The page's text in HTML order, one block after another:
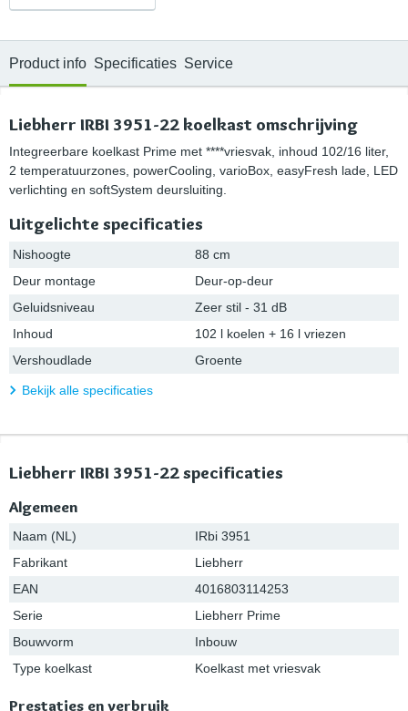
Product info Specificaties Service
Liebherr IRBI 3951-22 koelkast omschrijving
Integreerbare koelkast Prime met ****vriesvak, inhoud 102/16 liter,
2 temperatuurzones, powerCooling, varioBox, easyFresh lade, LED
verlichting en softSystem deursluiting.
Uitgelichte specificaties
Nishoogte
88 cm
Deur montage
Deur-op-deur
Geluidsniveau
Zeer stil - 31 dB
Inhoud
102 l koelen + 16 l vriezen
Vershoudlade
Groente
Bekijk alle specificaties
Liebherr IRBI 3951-22 specificaties
Algemeen
Naam (NL)
IRbi 3951
Fabrikant
Liebherr
EAN
4016803114253
Serie
Liebherr Prime
Bouwvorm
Inbouw
Type koelkast
Koelkast met vriesvak
Prestaties en verbruik